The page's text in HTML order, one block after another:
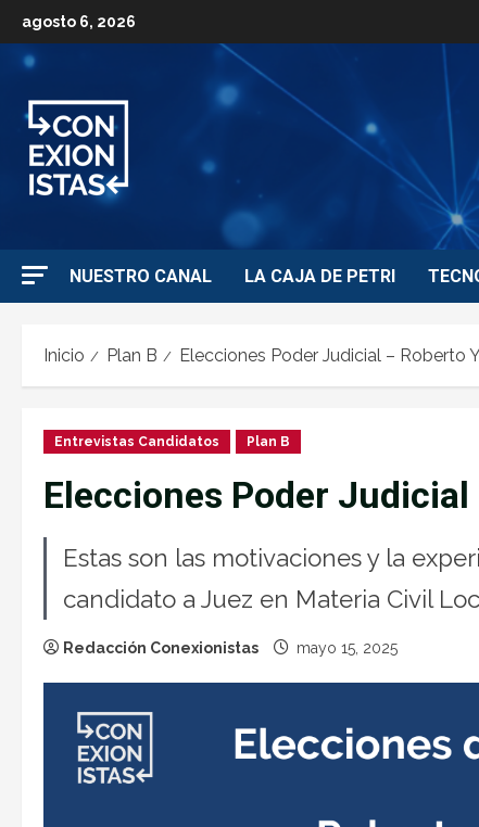
agosto 6, 2026
NUESTRO CANAL LA CAJA DE PETRI
Inicio Plan B Elecciones Poder Judicial – Roberto
Entrevistas Candidatos Plan B
Elecciones Poder
Estas son las motivaciones y la
candidato a Juez en Materia Civil
Redacción Conexionistas mayo 15, 2025